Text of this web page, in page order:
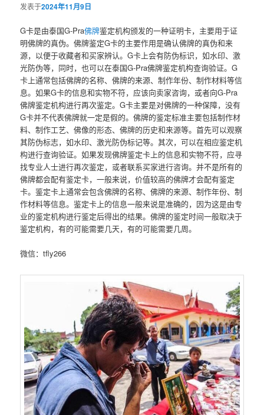
发表于2024年11月9日
G卡是由泰国G-Pra佛牌鉴定机构颁发的一种证明卡，主要用于证
明佛牌的真伪。佛牌鉴定G卡的主要作用是确认佛牌的真伪和来
源，以便于收藏者和买家辨认。G卡上会有防伪标识，如水印、激
光防伪等，同时，也可以在泰国G-Pra佛牌鉴定机构查询验证。G
卡上通常包括佛牌的名称、佛牌的来源、制作年份、制作材料等信
息。如果G卡的信息和实物不符，应该向卖家咨询，或者向G-Pra
佛牌鉴定机构进行再次鉴定。G卡主要是对佛牌的一种保障，没有
G卡并不代表佛牌就一定是假的。佛牌的鉴定标准主要包括制作材
料、制作工艺、佛像的形态、佛牌的历史和来源等。首先可以观察
其防伪标志，如水印、激光防伪标记等。其次，可以在相应鉴定机
构进行查询验证。如果发现佛牌鉴定卡上的信息和实物不符，应寻
找专业人士进行再次鉴定，或者联系买家进行咨询。并不是所有的
佛牌都会配有鉴定卡，一般来说，价值较高的佛牌才会配有鉴定
卡。鉴定卡上通常会包含佛牌的名称、佛牌的来源、制作年份、制
作材料等信息。鉴定卡上的信息一般来说是准确的，因为这是由专
业的鉴定机构进行鉴定后得出的结果。佛牌的鉴定时间一般取决于
鉴定机构，有的可能需要几天，有的可能需要几周。
微信：tfly266